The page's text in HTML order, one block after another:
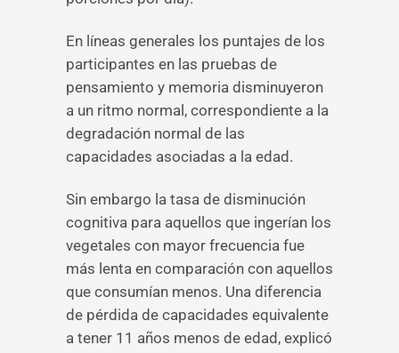
En líneas generales los puntajes de los
participantes en las pruebas de
pensamiento y memoria disminuyeron
a un ritmo normal, correspondiente a la
degradación normal de las
capacidades asociadas a la edad.
Sin embargo la tasa de disminución
cognitiva para aquellos que ingerían los
vegetales con mayor frecuencia fue
más lenta en comparación con aquellos
que consumían menos. Una diferencia
de pérdida de capacidades equivalente
a tener 11 años menos de edad, explicó